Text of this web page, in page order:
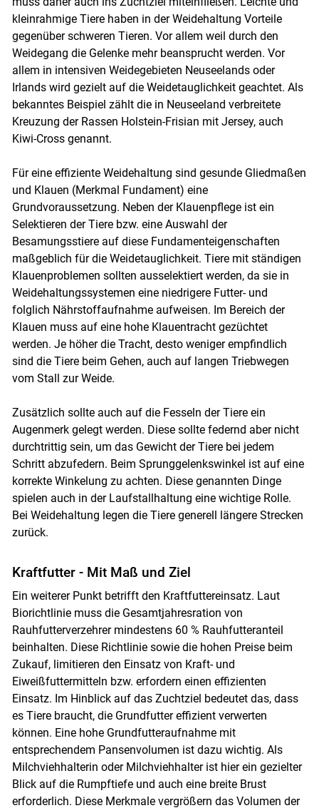
kleinrahmige Tiere haben in der Weidehaltung Vorteile
gegenüber schweren Tieren. Vor allem weil durch den
Weidegang die Gelenke mehr beansprucht werden. Vor
allem in intensiven Weidegebieten Neuseelands oder
Irlands wird gezielt auf die Weidetauglichkeit geachtet. Als
bekanntes Beispiel zählt die in Neuseeland verbreitete
Kreuzung der Rassen Holstein-Frisian mit Jersey, auch
Kiwi-Cross genannt.
Für eine effiziente Weidehaltung sind gesunde Gliedmaßen
und Klauen (Merkmal Fundament) eine
Grundvoraussetzung. Neben der Klauenpflege ist ein
Selektieren der Tiere bzw. eine Auswahl der
Besamungsstiere auf diese Fundamenteigenschaften
maßgeblich für die Weidetauglichkeit. Tiere mit ständigen
Klauenproblemen sollten ausselektiert werden, da sie in
Weidehaltungssystemen eine niedrigere Futter- und
folglich Nährstoffaufnahme aufweisen. Im Bereich der
Klauen muss auf eine hohe Klauentracht gezüchtet
werden. Je höher die Tracht, desto weniger empfindlich
sind die Tiere beim Gehen, auch auf langen Triebwegen
vom Stall zur Weide.
Zusätzlich sollte auch auf die Fesseln der Tiere ein
Augenmerk gelegt werden. Diese sollte federnd aber nicht
durchtrittig sein, um das Gewicht der Tiere bei jedem
Schritt abzufedern. Beim Sprunggelenkswinkel ist auf eine
korrekte Winkelung zu achten. Diese genannten Dinge
spielen auch in der Laufstallhaltung eine wichtige Rolle.
Bei Weidehaltung legen die Tiere generell längere Strecken
zurück.
Kraftfutter - Mit Maß und Ziel
Ein weiterer Punkt betrifft den Kraftfuttereinsatz. Laut
Biorichtlinie muss die Gesamtjahresration von
Rauhfutterverzehrer mindestens 60 % Rauhfutteranteil
beinhalten. Diese Richtlinie sowie die hohen Preise beim
Zukauf, limitieren den Einsatz von Kraft- und
Eiweißfuttermitteln bzw. erfordern einen effizienten
Einsatz. Im Hinblick auf das Zuchtziel bedeutet das, dass
es Tiere braucht, die Grundfutter effizient verwerten
können. Eine hohe Grundfutteraufnahme mit
entsprechendem Pansenvolumen ist dazu wichtig. Als
Milchviehhalterin oder Milchviehhalter ist hier ein gezielter
Blick auf die Rumpftiefe und auch eine breite Brust
erforderlich. Diese Merkmale vergrößern das Volumen der